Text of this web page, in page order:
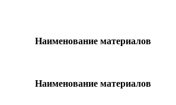
Наименование материалов
Наименование материалов